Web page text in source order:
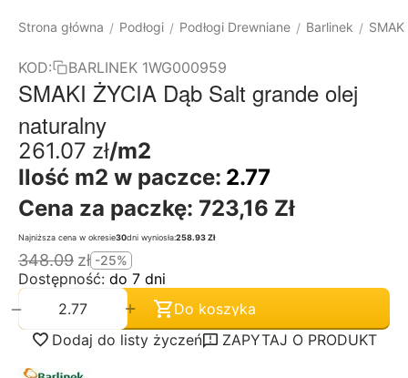
Strona główna / Podłogi / Podłogi Drewniane / Barlinek /
KOD: BARLINEK 1WG000959
SMAKI ŻYCIA Dąb Salt grande olej
naturalny
261.07 zł/m2
Ilość m2 w paczce: 2.77
Cena za paczkę: 723,16 Zł
Najniższa cena w okresie30dni wyniosła:258.93 Zł
348.09 zł -25%
Dostępność: do 7 dni
+
−
Do koszyka
Dodaj do listy życzeń
ZAPYTAJ O PRODUKT